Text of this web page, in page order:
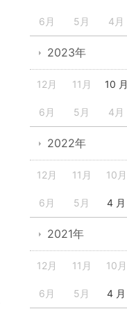
6月 5月 4月
2023年
12月 11月 10 月
6月 5月 4月
2022年
12月 11月 10月
6月 5月 4 月
2021年
12月 11月 10月
6月 5月 4 月